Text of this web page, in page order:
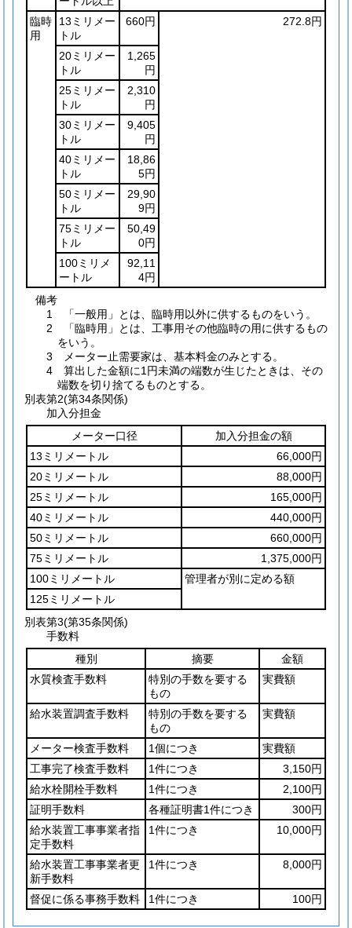
臨時
用
13ミリメー
トル
660円 272.8円
20ミリメー
トル
1,265
円
25ミリメー
トル
2,310
円
30ミリメー
トル
9,405
円
40ミリメー
トル
18,86
5円
50ミリメー
トル
29,90
9円
75ミリメー
トル
50,49
0円
100ミリメ
ートル
92,11
4円
備考
1 「一般用」とは、臨時用以外に供するものをいう。
2 「臨時用」とは、工事用その他臨時の用に供するもの
をいう。
3 メーター止需要家は、基本料金のみとする。
4 算出した金額に1円未満の端数が生じたときは、その
端数を切り捨てるものとする。
別表第2(第34条関係)
加入分担金
メーター口径
加入分担金の額
13ミリメートル
66,000円
20ミリメートル
88,000円
25ミリメートル
165,000円
40ミリメートル
440,000円
50ミリメートル
660,000円
75ミリメートル
1,375,000円
100ミリメートル
管理者が別に定める額
125ミリメートル
別表第3(第35条関係)
手数料
種別
摘要
金額
水質検査手数料
特別の手数を要する
もの
実費額
給水装置調査手数料
特別の手数を要する
もの
実費額
メーター検査手数料 1個につき
実費額
工事完了検査手数料
1件につき
3,150円
給水栓開栓手数料
1件につき
2,100円
証明手数料
各種証明書1件につき
300円
給水装置工事事業者指
定手数料
1件につき 10,000円
給水装置工事事業者更
新手数料
1件につき 8,000円
督促に係る事務手数料 1件につき 100円